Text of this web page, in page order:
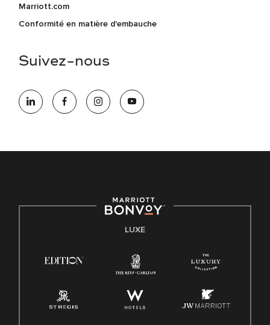
Marriott.com
Conformité en matière d'embauche
Suivez-nous
LUXE